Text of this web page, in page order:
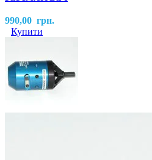
990,00 грн.
Купити